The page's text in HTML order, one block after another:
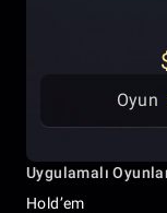
Oyun
Uygulamalı
Hold’em